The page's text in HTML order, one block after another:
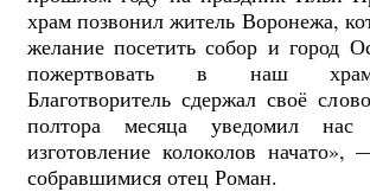
храм позвонил житель Воронежа,
желание посетить собор и город
пожертвовать в наш храм
Благотворитель сдержал своё
полтора месяца уведомил
изготовление колоколов
собравшимися отец Роман.